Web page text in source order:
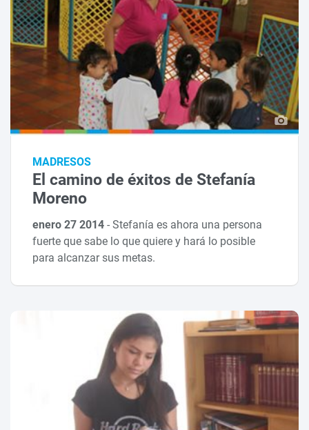
MADRESOS
El camino de éxitos de Stefanía
Moreno
enero 27 2014-Stefanía es ahora una persona
fuerte que sabe lo que quiere y hará lo posible
para alcanzar sus metas.